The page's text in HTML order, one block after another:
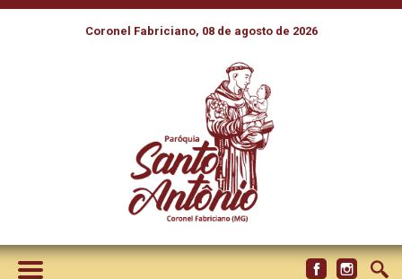
Coronel Fabriciano, 08 de agosto de 2026